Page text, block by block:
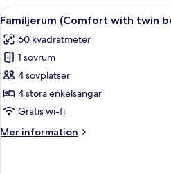
Öppna
alla
foton
för
Familjerum
(Comfort
with
bed)
4
Familjerum (Comfort with twin
60 kvadratmeter
1 sovrum
4 sovplatser
4 stora enkelsängar
Gratis wi-fi
Mer information
Mer